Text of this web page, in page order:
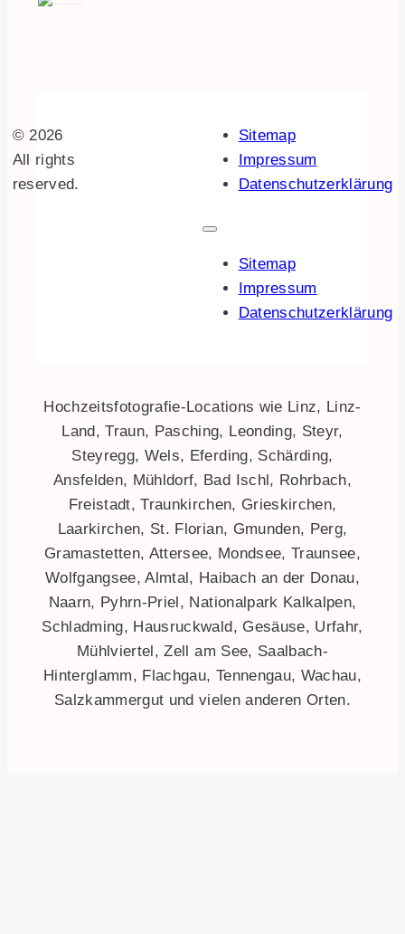
© 2026
All rights
reserved.
Sitemap
Impressum
Datenschutzerklärung
Sitemap
Impressum
Datenschutzerklärung
Hochzeitsfotografie-Locations wie Linz, Linz-
Land, Traun, Pasching, Leonding, Steyr,
Steyregg, Wels, Eferding, Schärding,
Ansfelden, Mühldorf, Bad Ischl, Rohrbach,
Freistadt, Traunkirchen, Grieskirchen,
Laarkirchen, St. Florian, Gmunden, Perg,
Gramastetten, Attersee, Mondsee, Traunsee,
Wolfgangsee, Almtal, Haibach an der Donau,
Naarn, Pyhrn-Priel, Nationalpark Kalkalpen,
Schladming, Hausruckwald, Gesäuse, Urfahr,
Mühlviertel, Zell am See, Saalbach-
Hinterglamm, Flachgau, Tennengau, Wachau,
Salzkammergut und vielen anderen Orten.